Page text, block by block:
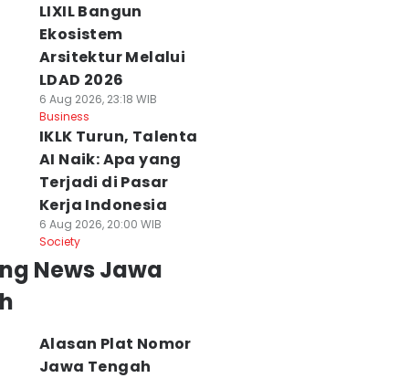
LIXIL Bangun
Ekosistem
Arsitektur Melalui
LDAD 2026
6 Aug 2026, 23:18 WIB
Business
IKLK Turun, Talenta
AI Naik: Apa yang
Terjadi di Pasar
Kerja Indonesia
6 Aug 2026, 20:00 WIB
Society
News Jawa
Alasan Plat Nomor
Jawa Tengah